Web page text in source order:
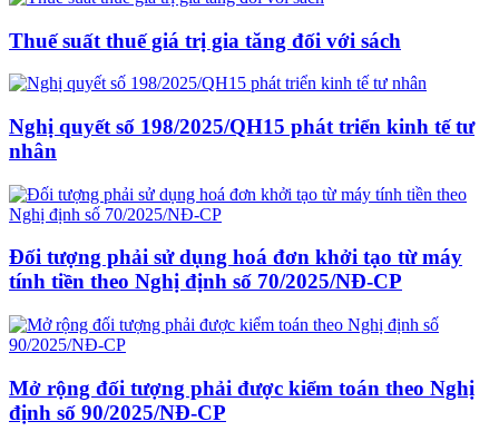
Thuế suất thuế giá trị gia tăng đối với sách
Nghị quyết số 198/2025/QH15 phát triển kinh tế tư
nhân
Đối tượng phải sử dụng hoá đơn khởi tạo từ máy
tính tiền theo Nghị định số 70/2025/NĐ-CP
Mở rộng đối tượng phải được kiểm toán theo Nghị
định số 90/2025/NĐ-CP